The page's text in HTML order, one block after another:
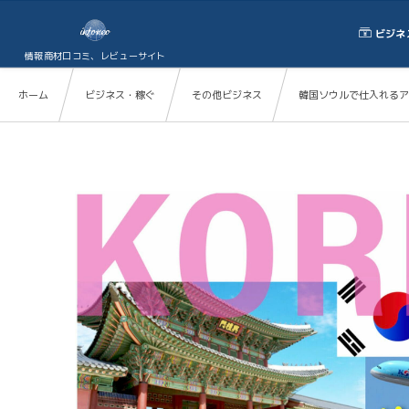
情報商材口コミ、レビューサイト
ビジネ
ホーム ビジネス・稼ぐ その他ビジネス 韓国ソウルで仕入れる